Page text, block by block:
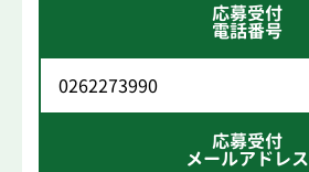
応募受付
電話番号
0262273990
応募受付
メールアドレス